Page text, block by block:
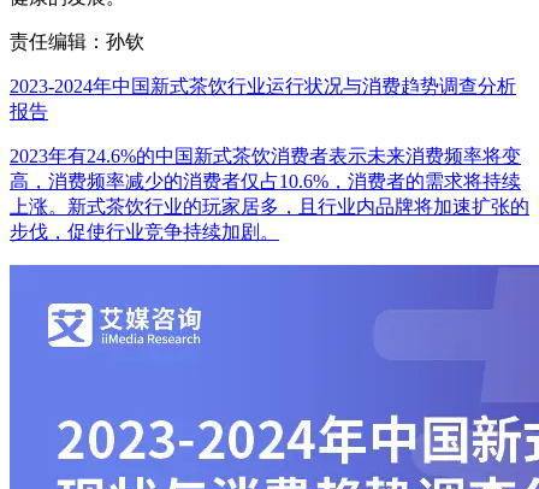
责任编辑：孙钦
2023-2024年中国新式茶饮行业运行状况与消费趋势调查分析
报告
2023年有24.6%的中国新式茶饮消费者表示未来消费频率将变
高，消费频率减少的消费者仅占10.6%，消费者的需求将持续
上涨。新式茶饮行业的玩家居多，且行业内品牌将加速扩张的
步伐，促使行业竞争持续加剧。